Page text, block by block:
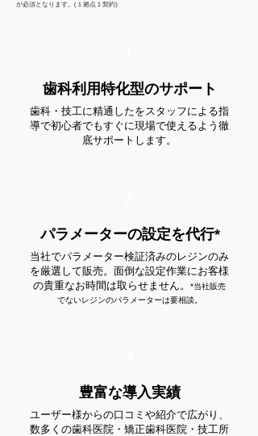
が必須となります。(１拠点１契約)
歯科利用特化型のサポート
歯科・技工に精通したをスタッフによる指
導で初心者でもすぐに現場で使えるよう徹
底サポートします。
パラメーターの設定を代行*
当社でパラメーター検証済みのレジンのみ
を厳選して販売。面倒な設定作業にお客様
の貴重なお時間は取らせません。
*当社販売
でないレジンのパラメーターは要相談。
豊富な導入実績
ユーザー様からの口コミや紹介で広がり、
数多くの歯科医院・矯正歯科医院・技工所